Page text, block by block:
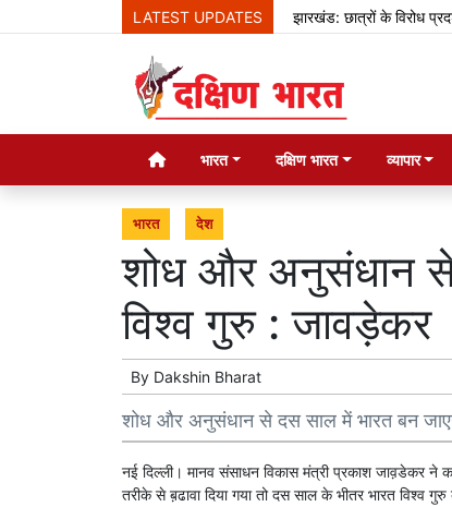
LATEST UPDATESझारखंड: छात्रों के विरोध प्रदर्शन
भारत दक्षिण भारत व्यापार
भारत देश
शोध और अनुसंधान से
विश्व गुरु : जावड़ेकर
By Dakshin Bharat
शोध और अनुसंधान से दस साल में भारत बन
नई दिल्ली। मानव संसाधन विकास मंत्री प्रकाश जाव़डेकर ने
तरीके से ब़ढावा दिया गया तो दस साल के भीतर भारत विश्व